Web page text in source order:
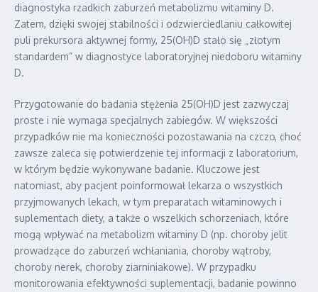
diagnostyka rzadkich zaburzeń metabolizmu witaminy D.
Zatem, dzięki swojej stabilności i odzwierciedlaniu całkowitej
puli prekursora aktywnej formy, 25(OH)D stało się „złotym
standardem” w diagnostyce laboratoryjnej niedoboru witaminy
D.
Przygotowanie do badania stężenia 25(OH)D jest zazwyczaj
proste i nie wymaga specjalnych zabiegów. W większości
przypadków nie ma konieczności pozostawania na czczo, choć
zawsze zaleca się potwierdzenie tej informacji z laboratorium,
w którym będzie wykonywane badanie. Kluczowe jest
natomiast, aby pacjent poinformował lekarza o wszystkich
przyjmowanych lekach, w tym preparatach witaminowych i
suplementach diety, a także o wszelkich schorzeniach, które
mogą wpływać na metabolizm witaminy D (np. choroby jelit
prowadzące do zaburzeń wchłaniania, choroby wątroby,
choroby nerek, choroby ziarniniakowe). W przypadku
monitorowania efektywności suplementacji, badanie powinno